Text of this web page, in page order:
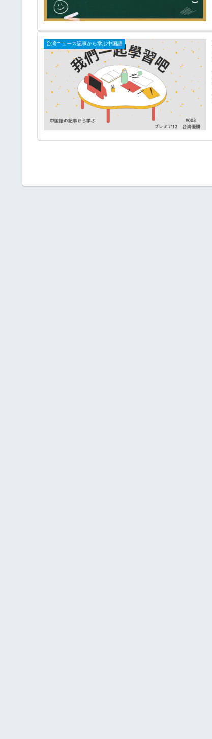
台湾ニュース記事から学ぶ中国語